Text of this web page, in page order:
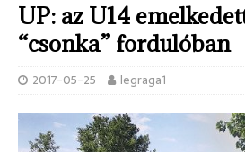
UP: az U14
“csonka” fordulóban
2017-05-25 legraga1